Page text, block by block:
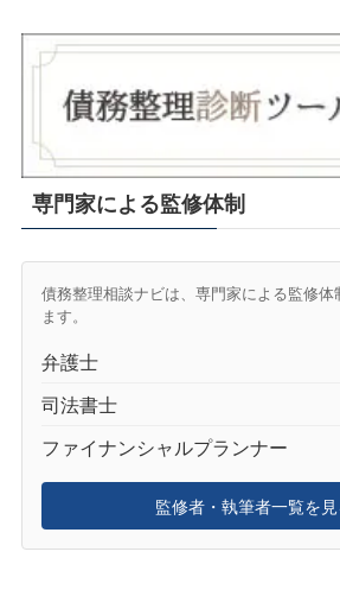
専門家による監修体制
債務整理相談ナビは、専門家による監修
ます。
弁護士
司法書士
ファイナンシャルプランナー
監修者・執筆者一覧を